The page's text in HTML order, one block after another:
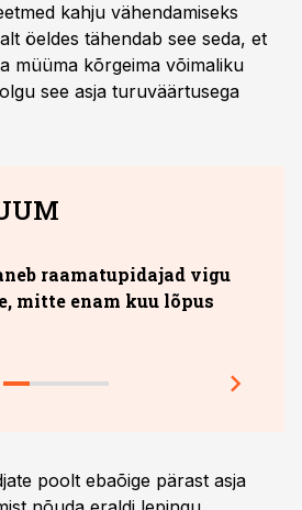
kahju vähendamiseks
öeldes tähendab see seda, et
müüma kõrgeima võimaliku
see asja turuväärtusega
raamatupidajad vigu
mitte enam kuu lõpus
poolt ebaõige pärast asja